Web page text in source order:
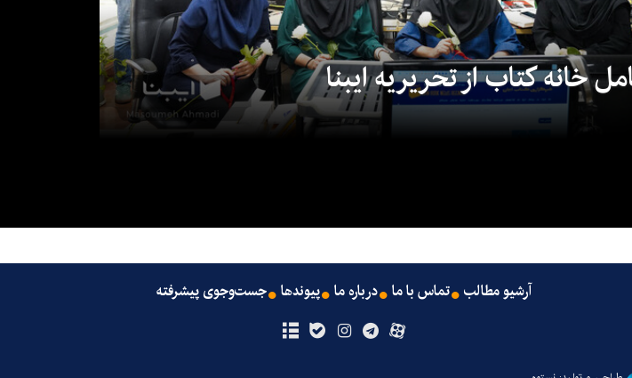
خانه کتاب از تحریریه ایبنا
آرشیو مطالب تماس با ما درباره ما پیوندها جست‌وجوی پیشرفته